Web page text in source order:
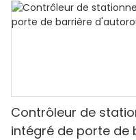
Contrôleur de
intégré de porte de